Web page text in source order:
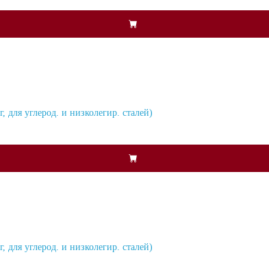
углерод. и низколегир. сталей)
углерод. и низколегир. сталей)